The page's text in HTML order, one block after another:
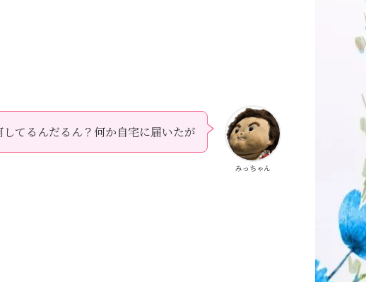
みっちゃん
してるんだるん？何か自宅に届いたが